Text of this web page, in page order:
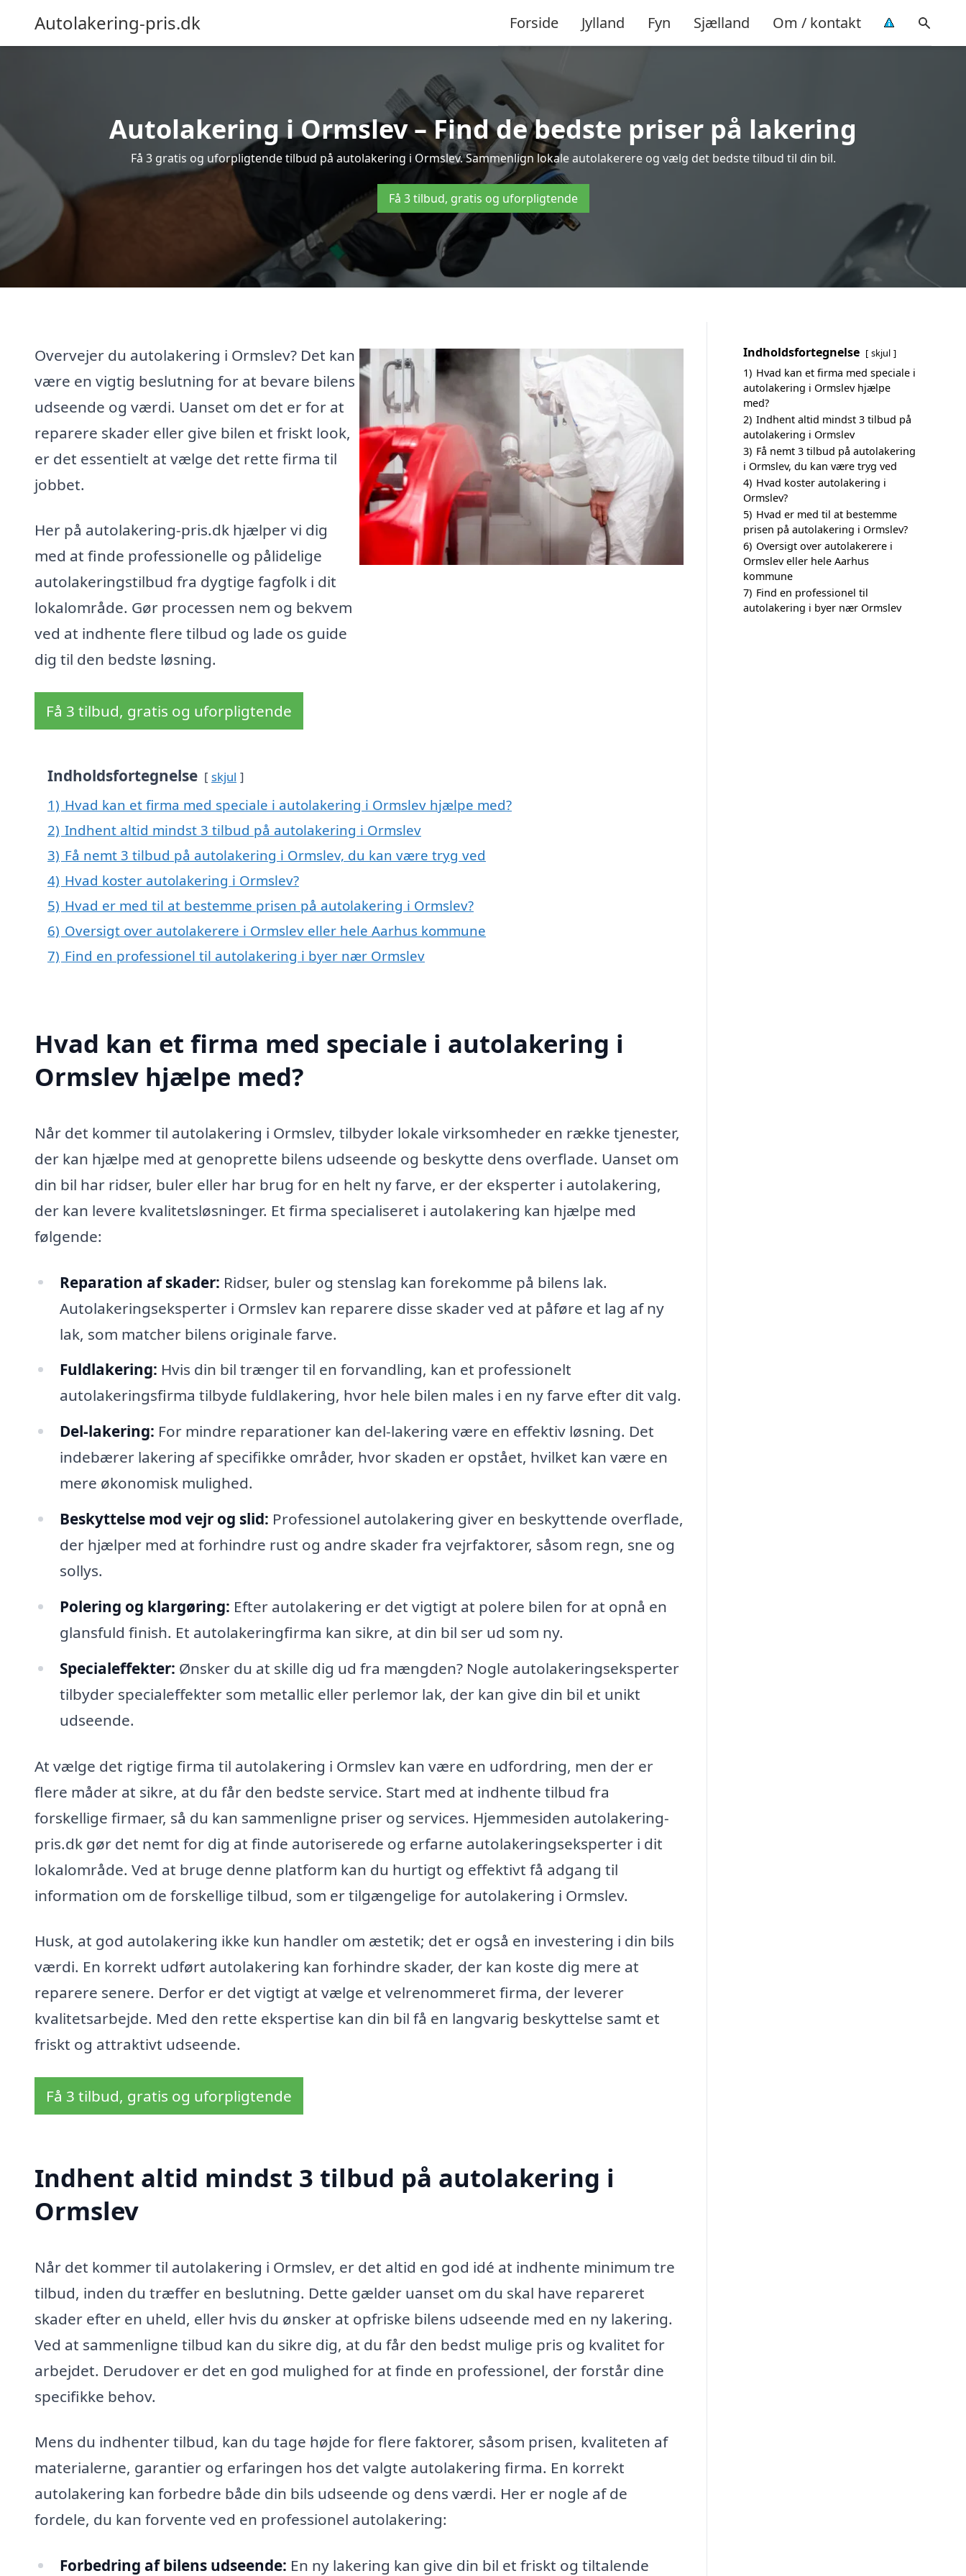
Autolakering-pris.dk Forside Jylland Fyn Sjælland Om / kontakt
Autolakering i Ormslev – Find de bedste priser på lakering
Få 3 gratis og uforpligtende tilbud på autolakering i Ormslev. Sammenlign lokale autolakerere og vælg det bedste tilbud til din bil.
Få 3 tilbud, gratis og uforpligtende
Overvejer du autolakering i Ormslev? Det kan
være en vigtig beslutning for at bevare bilens
udseende og værdi. Uanset om det er for at
reparere skader eller give bilen et friskt look,
er det essentielt at vælge det rette firma til
jobbet.
Her på autolakering-pris.dk hjælper vi dig
med at finde professionelle og pålidelige
autolakeringstilbud fra dygtige fagfolk i dit
lokalområde. Gør processen nem og bekvem
ved at indhente flere tilbud og lade os guide
dig til den bedste løsning.
Få 3 tilbud, gratis og uforpligtende
Indholdsfortegnelse skjul
1) Hvad kan et firma med speciale i autolakering i Ormslev hjælpe med?
2) Indhent altid mindst 3 tilbud på autolakering i Ormslev
3) Få nemt 3 tilbud på autolakering i Ormslev, du kan være tryg ved
4) Hvad koster autolakering i Ormslev?
5) Hvad er med til at bestemme prisen på autolakering i Ormslev?
6) Oversigt over autolakerere i Ormslev eller hele Aarhus kommune
7) Find en professionel til autolakering i byer nær Ormslev
Hvad kan et firma med speciale i autolakering i
Ormslev hjælpe med?
Når det kommer til autolakering i Ormslev, tilbyder lokale virksomheder en række tjenester,
der kan hjælpe med at genoprette bilens udseende og beskytte dens overflade. Uanset om
din bil har ridser, buler eller har brug for en helt ny farve, er der eksperter i autolakering,
der kan levere kvalitetsløsninger. Et firma specialiseret i autolakering kan hjælpe med
følgende:
Reparation af skader: Ridser, buler og stenslag kan forekomme på bilens lak.
Autolakeringseksperter i Ormslev kan reparere disse skader ved at påføre et lag af ny
lak, som matcher bilens originale farve.
Fuldlakering: Hvis din bil trænger til en forvandling, kan et professionelt
autolakeringsfirma tilbyde fuldlakering, hvor hele bilen males i en ny farve efter dit valg.
Del-lakering: For mindre reparationer kan del-lakering være en effektiv løsning. Det
indebærer lakering af specifikke områder, hvor skaden er opstået, hvilket kan være en
mere økonomisk mulighed.
Beskyttelse mod vejr og slid: Professionel autolakering giver en beskyttende overflade,
der hjælper med at forhindre rust og andre skader fra vejrfaktorer, såsom regn, sne og
sollys.
Polering og klargøring: Efter autolakering er det vigtigt at polere bilen for at opnå en
glansfuld finish. Et autolakeringfirma kan sikre, at din bil ser ud som ny.
Specialeffekter: Ønsker du at skille dig ud fra mængden? Nogle autolakeringseksperter
tilbyder specialeffekter som metallic eller perlemor lak, der kan give din bil et unikt
udseende.
At vælge det rigtige firma til autolakering i Ormslev kan være en udfordring, men der er
flere måder at sikre, at du får den bedste service. Start med at indhente tilbud fra
forskellige firmaer, så du kan sammenligne priser og services. Hjemmesiden autolakering-
pris.dk gør det nemt for dig at finde autoriserede og erfarne autolakeringseksperter i dit
lokalområde. Ved at bruge denne platform kan du hurtigt og effektivt få adgang til
information om de forskellige tilbud, som er tilgængelige for autolakering i Ormslev.
Husk, at god autolakering ikke kun handler om æstetik; det er også en investering i din bils
værdi. En korrekt udført autolakering kan forhindre skader, der kan koste dig mere at
reparere senere. Derfor er det vigtigt at vælge et velrenommeret firma, der leverer
kvalitetsarbejde. Med den rette ekspertise kan din bil få en langvarig beskyttelse samt et
friskt og attraktivt udseende.
Få 3 tilbud, gratis og uforpligtende
Indhent altid mindst 3 tilbud på autolakering i
Ormslev
Når det kommer til autolakering i Ormslev, er det altid en god idé at indhente minimum tre
tilbud, inden du træffer en beslutning. Dette gælder uanset om du skal have repareret
skader efter en uheld, eller hvis du ønsker at opfriske bilens udseende med en ny lakering.
Ved at sammenligne tilbud kan du sikre dig, at du får den bedst mulige pris og kvalitet for
arbejdet. Derudover er det en god mulighed for at finde en professionel, der forstår dine
specifikke behov.
Mens du indhenter tilbud, kan du tage højde for flere faktorer, såsom prisen, kvaliteten af
materialerne, garantier og erfaringen hos det valgte autolakering firma. En korrekt
autolakering kan forbedre både din bils udseende og dens værdi. Her er nogle af de
fordele, du kan forvente ved en professionel autolakering:
Forbedring af bilens udseende: En ny lakering kan give din bil et friskt og tiltalende
Indholdsfortegnelse skjul
1) Hvad kan et firma med speciale i
autolakering i Ormslev hjælpe
med?
2) Indhent altid mindst 3 tilbud på
autolakering i Ormslev
3) Få nemt 3 tilbud på autolakering
i Ormslev, du kan være tryg ved
4) Hvad koster autolakering i
Ormslev?
5) Hvad er med til at bestemme
prisen på autolakering i Ormslev?
6) Oversigt over autolakerere i
Ormslev eller hele Aarhus
kommune
7) Find en professionel til
autolakering i byer nær Ormslev